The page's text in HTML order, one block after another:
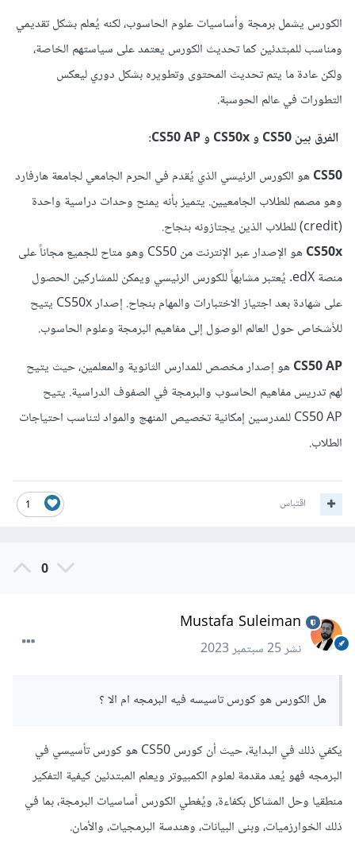
الكورس يشمل برمجة وأساسيات علوم الحاسوب، لكنه يُعلم بشكل تقديمي
ومناسب للمبتدئين كما تحديث الكورس يعتمد على سياستهم الخاصة،
ولكن عادة ما يتم تحديث المحتوى وتطويره بشكل دوري ليعكس
التطورات في عالم الحوسبة.
الفرق بين CS50 و CS50x و CS50 AP:
CS50 هو الكورس الرئيسي الذي يُقدم في الحرم الجامعي لجامعة هارفارد
وهو مصمم للطلاب الجامعيين. يتميز بأنه يمنح وحدات دراسية واحدة
CS50x
هو الإصدار عبر الإنترنت من CS50 وهو متاح للجميع مجاناً على
منصة edX. يُعتبر مشابهاً للكورس الرئيسي ويمكن للمشاركين الحصول
على شهادة بعد اجتياز الاختبارات والمهام بنجاح. إصدار CS50x يتيح
للأشخاص حول العالم الوصول إلى مفاهيم البرمجة وعلوم الحاسوب.
CS50 AP هو إصدار مخصص للمدارس الثانوية والمعلمين، حيث يتيح
لهم تدريس مفاهيم الحاسوب والبرمجة في الصفوف الدراسية. يتيح
CS50 AP للمدرسين إمكانية تخصيص المنهج والمواد لتناسب احتياجات
الطلاب.
1 اقتباس
0
Mustafa Suleiman
نشر25 سبتمبر 2023
هل الكورس هو كورس تاسيسه فيه البرمجه ام الا ؟
يكفي ذلك في البداية، حيث أن كورس CS50 هو كورس تأسيسي في
البرمجه فهو يُعد مقدمة لعلوم الكمبيوتر ويعلم المبتدئين كيفية التفكير
منطقيا وحل المشاكل بكفاءة، ويُغطي الكورس أساسيات البرمجة، بما في
ذلك الخوارزميات، وبنى البيانات، وهندسة البرمجيات، والأمان.